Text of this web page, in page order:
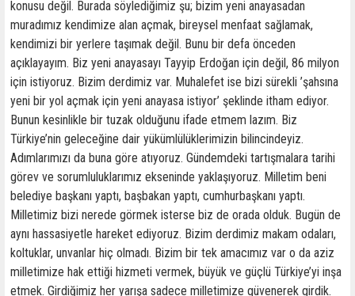
konusu değil. Burada söylediğimiz şu; bizim yeni anayasadan
muradımız kendimize alan açmak, bireysel menfaat sağlamak,
kendimizi bir yerlere taşımak değil. Bunu bir defa önceden
açıklayayım. Biz yeni anayasayı Tayyip Erdoğan için değil, 86 milyon
için istiyoruz. Bizim derdimiz var. Muhalefet ise bizi sürekli ’şahsına
yeni bir yol açmak için yeni anayasa istiyor’ şeklinde itham ediyor.
Bunun kesinlikle bir tuzak olduğunu ifade etmem lazım. Biz
Türkiye’nin geleceğine dair yükümlülüklerimizin bilincindeyiz.
Adımlarımızı da buna göre atıyoruz. Gündemdeki tartışmalara tarihi
görev ve sorumluluklarımız ekseninde yaklaşıyoruz. Milletim beni
belediye başkanı yaptı, başbakan yaptı, cumhurbaşkanı yaptı.
Milletimiz bizi nerede görmek isterse biz de orada olduk. Bugün de
aynı hassasiyetle hareket ediyoruz. Bizim derdimiz makam odaları,
koltuklar, unvanlar hiç olmadı. Bizim bir tek amacımız var o da aziz
milletimize hak ettiği hizmeti vermek, büyük ve güçlü Türkiye’yi inşa
etmek. Girdiğimiz her yarışa sadece milletimize güvenerek girdik.